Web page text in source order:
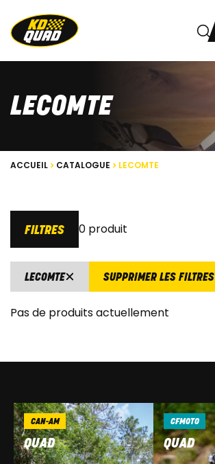
LECOMTE
ACCUEIL CATALOGUE LECOMTE
FILTRES 0 produit
LECOMTE SUPPRIMER LES FILTRES
Pas de produits actuellement
CAN-AM
QUAD
CFMOTO
QUAD